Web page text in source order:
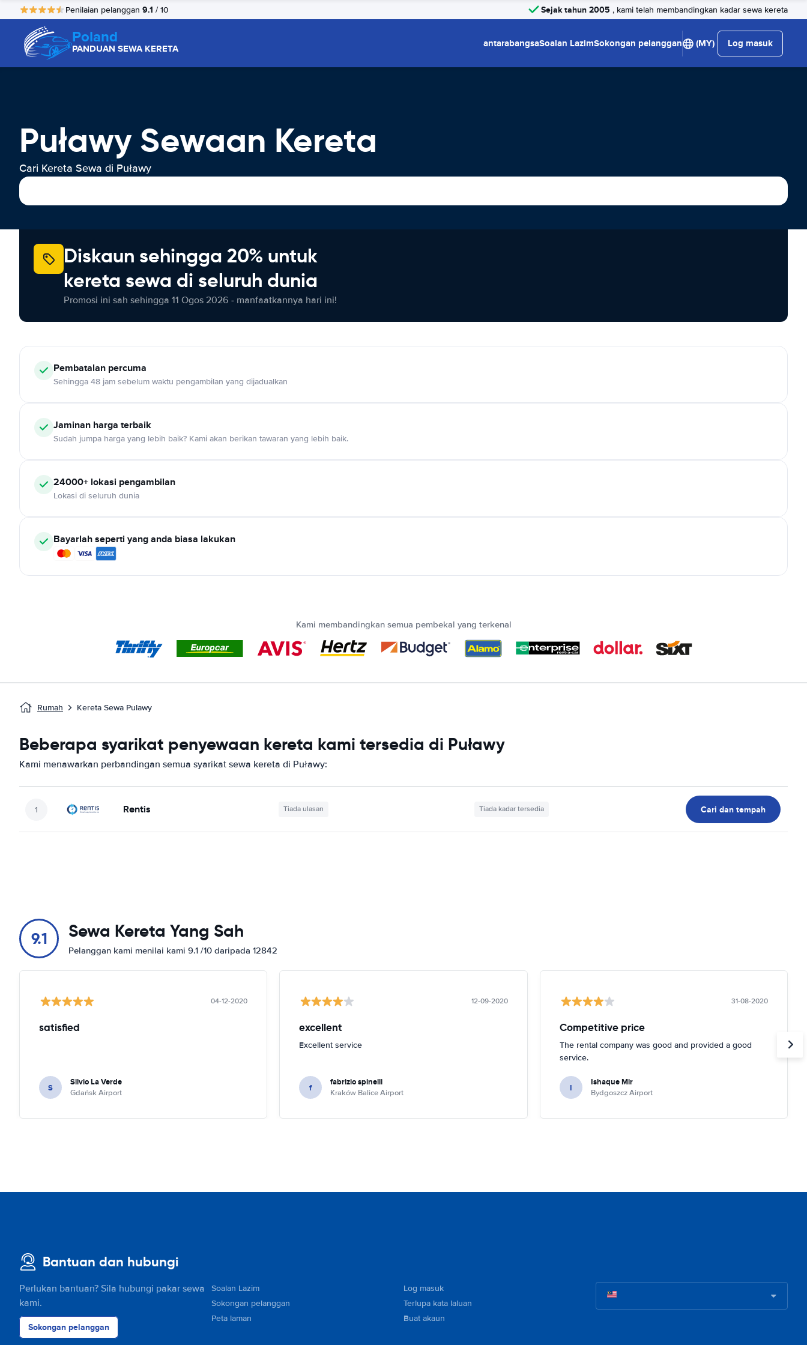
Penilaian pelanggan 9.1 / 10 Sejak tahun 2005 , kami telah membandingkan kadar sewa kereta
Poland
PANDUAN SEWA KERETA antarabangsaSoalan LazimSokongan pelanggan (MY) Log masuk
Puławy Sewaan Kereta
Cari Kereta Sewa di Puławy
Diskaun sehingga 20% untuk
kereta sewa di seluruh dunia
Promosi ini sah sehingga 11 Ogos 2026 - manfaatkannya hari ini!
Pembatalan percuma
Sehingga 48 jam sebelum waktu pengambilan yang dijadualkan
Jaminan harga terbaik
Sudah jumpa harga yang lebih baik? Kami akan berikan tawaran yang lebih baik.
24000+ lokasi pengambilan
Lokasi di seluruh dunia
Bayarlah seperti yang anda biasa lakukan
Kami membandingkan semua pembekal yang terkenal
Rumah Kereta Sewa Pulawy
Beberapa syarikat penyewaan kereta kami tersedia di Puławy
Kami menawarkan perbandingan semua syarikat sewa kereta di Puławy:
Rentis Tiada ulasan Tiada kadar tersedia Cari dan tempah
9.1 Sewa Kereta Yang Sah
Pelanggan kami menilai kami 9.1 /10 daripada 12842
04-12-2020
satisfied
S Silvio La Verde
Gdańsk Airport
12-09-2020
excellent
Excellent service
f fabrizio spinelli
Kraków Balice Airport
31-08-2020
Competitive price
The rental company was good and provided a good
service.
I Ishaque Mir
Bydgoszcz Airport
Bantuan dan hubungi
Perlukan bantuan? Sila hubungi pakar sewa
kami.
Sokongan pelanggan
Soalan Lazim
Sokongan pelanggan
Peta laman
Log masuk
Terlupa kata laluan
Buat akaun